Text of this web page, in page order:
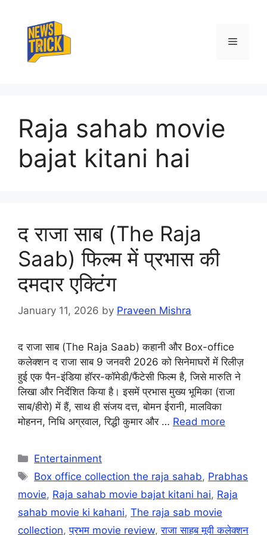
content
Menu
Raja sahab movie
bajat kitani hai
द राजा साब (The Raja
Saab) फिल्म में प्रभास की
दमदार एक्टिंग
January 11, 2026 by Praveen Mishra
द राजा साब (The Raja Saab) कहानी और Box-office
कलेक्शन द राजा साब 9 जनवरी 2026 को सिनेमाघरों में रिलीज़
हुई एक पैन-इंडिया हॉरर-कॉमेडी/फैंटेसी फिल्म है, जिसे मारुति ने
लिखा और निर्देशित किया है। इसमें प्रभास मुख्य भूमिका (राजा
साब/हीरो) में हैं, साथ ही संजय दत्त, बोमन ईरानी, मालविका
मोहनन, निधि अग्रवाल, रिद्धी कुमार और … Read more
Categories
Entertainment
Tags
Box office collection the raja sahab, Prabhas
movie, Raja sahab movie bajat kitani hai, Raja
sahab movie ki kahani, The raja sab movie
collection,प्रभम movie review,राजा साहब मूवी कलेक्शन